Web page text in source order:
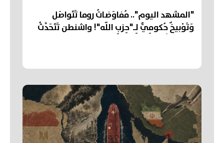
"المشهد اليوم".. مُفاوَضاتُ روما تَتَواصَل
وَتَوْبيخٌ حُكومِيٌّ لِـ"حِزبِ اللّه"! واشنطن تَتَحَدَّثُ